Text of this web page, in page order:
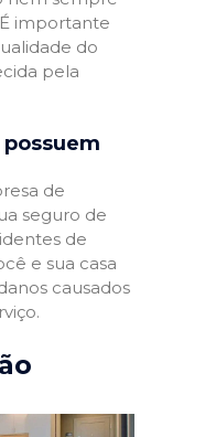
importante
do
pela
de
seguro de
de
e sua casa
causados